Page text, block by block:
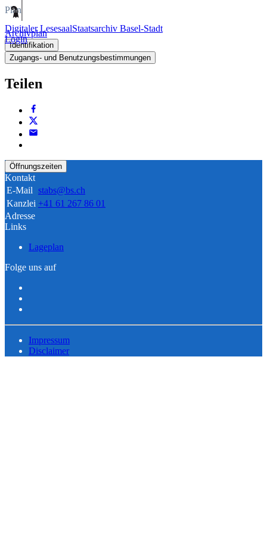
Digitaler LesesaalStaatsarchiv Basel-Stadt
Login
Plan
Archivplan
Identifikation
Zugangs- und Benutzungsbestimmungen
Teilen
Öffnungszeiten
Kontakt
E-Mail stabs@bs.ch
Kanzlei +41 61 267 86 01
Adresse
Links
Lageplan
Folge uns auf
Impressum
Disclaimer